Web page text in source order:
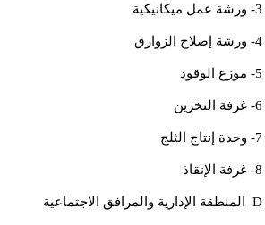
3- ورشة عمل ميكانيكية
4- ورشة إصلاح الزوارق
5- موزع الوقود
6- غرفة التخزين
7- وحدة إنتاج الثلج
8- غرفة الإنقاذ
D المنطقة الإدارية والمرافق الاجتماعية